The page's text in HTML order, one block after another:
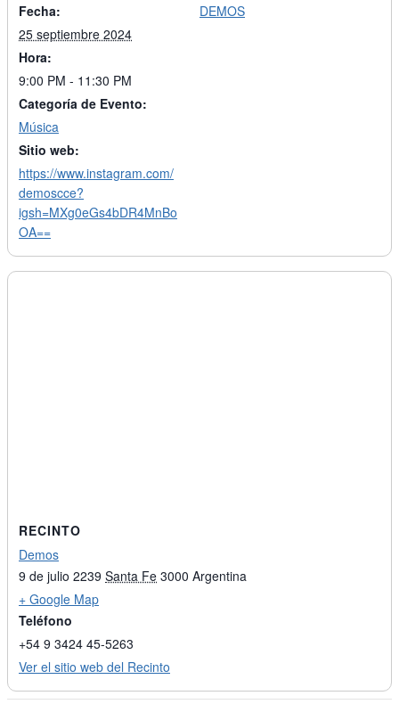
Fecha:
25 septiembre 2024
Hora:
9:00 PM - 11:30 PM
Categoría de Evento:
Música
Sitio web:
https://www.instagram.com/
demoscce?
igsh=MXg0eGs4bDR4MnBo
OA==
DEMOS
RECINTO
Demos
9 de julio 2239 Santa Fe 3000 Argentina
+ Google Map
Teléfono
+54 9 3424 45-5263
Ver el sitio web del Recinto